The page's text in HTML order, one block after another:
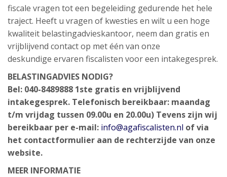
fiscale vragen tot een begeleiding gedurende het hele
traject. Heeft u vragen of kwesties en wilt u een hoge
kwaliteit belastingadvieskantoor, neem dan gratis en
vrijblijvend contact op met één van onze
deskundige ervaren fiscalisten voor een intakegesprek.
BELASTINGADVIES NODIG?
Bel: 040-8489888 1ste gratis en vrijblijvend
intakegesprek. Telefonisch bereikbaar: maandag
t/m vrijdag tussen 09.00u en 20.00u) Tevens zijn wij
bereikbaar per e-mail: info@agafiscalisten.nl of via
het contactformulier aan de rechterzijde van onze
website.
MEER INFORMATIE